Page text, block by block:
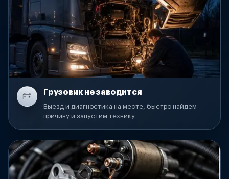
Грузовик не заводится
Выезд и диагностика на месте, быстро найдем
причину и запустим технику.